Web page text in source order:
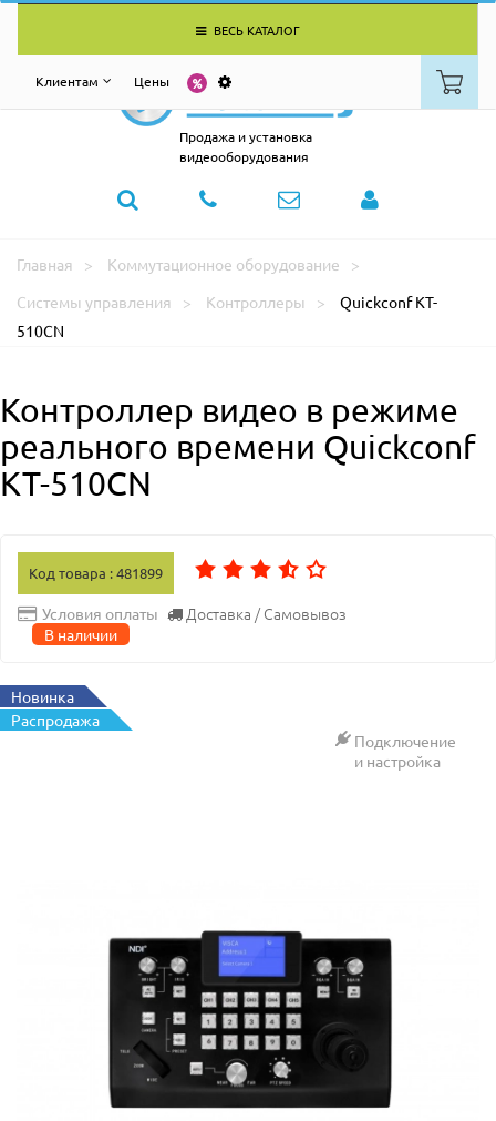
ВЕСЬ КАТАЛОГ
Клиентам Цены
Продажа и установка
видеооборудования
Главная
Коммутационное оборудование
Системы управления
Контроллеры
Quickconf KT-
510CN
Контроллер видео в режиме
реального времени Quickconf
KT-510CN
Код товара : 481899
Условия оплаты Доставка / Самовывоз
В наличии
Новинка
Распродажа
Подключение
и настройка